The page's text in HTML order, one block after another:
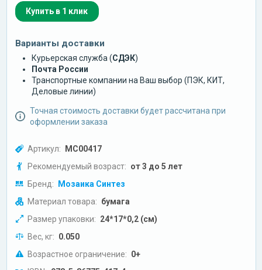
Купить в 1 клик
Варианты доставки
Курьерская служба (СДЭК)
Почта России
Транспортные компании на Ваш выбор (ПЭК, КИТ,
Деловые линии)
Точная стоимость доставки будет рассчитана при
оформлении заказа
Артикул: МС00417
Рекомендуемый возраст: от 3 до 5 лет
Бренд: Мозаика Синтез
Материал товара: бумага
Размер упаковки: 24*17*0,2 (см)
Вес, кг: 0.050
Возрастное ограничение: 0+